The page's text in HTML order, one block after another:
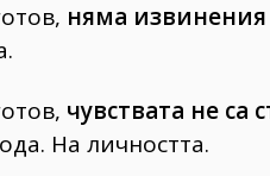
няма извинения
чувствата не са
На личността.